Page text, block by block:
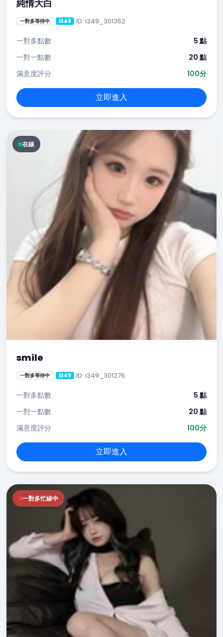
純情大白
一對多等待中 i349 ID: i349_301362
一對多點數
5 點
一對一點數
20 點
滿意度評分
100分
立即進入
在線
smile
一對多等待中 i349 ID: i349_301276
一對多點數
5 點
一對一點數
20 點
滿意度評分
100分
立即進入
一對多忙線中